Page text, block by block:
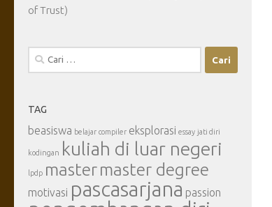
of Trust)
Cari
untuk:
TAG
beasiswa belajar compiler eksplorasi essay jati diri
kodingan kuliah di luar negeri
lpdp mastermaster degree
motivasi pascasarjana passion